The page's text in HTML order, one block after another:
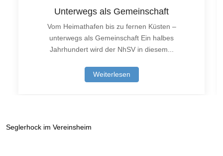
Unterwegs als Gemeinschaft
Vom Heimathafen bis zu fernen Küsten –
unterwegs als Gemeinschaft Ein halbes
Jahrhundert wird der NhSV in diesem...
Weiterlesen
Seglerhock im Vereinsheim